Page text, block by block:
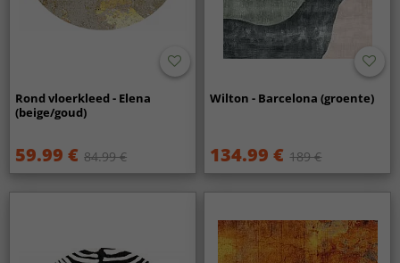
Rond vloerkleed - Elena
(beige/goud)
59.99 € 84.99 €
Wilton - Barcelona (groente)
134.99 € 189 €